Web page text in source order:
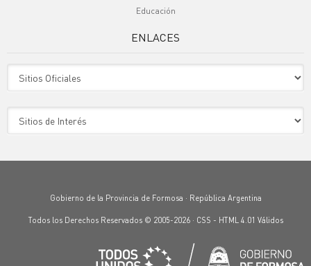
Educación
ENLACES
Gobierno de la Provincia de Formosa · República Argentina
Todos los Derechos Reservados © 2005-2026 · CSS - HTML 4.01 Válidos